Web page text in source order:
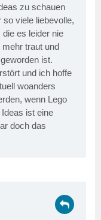
zu schauen
viele liebevolle,
die es leider nie
traut und
ist.
und ich hoffe
woanders
wenn Lego
ist eine
doch das